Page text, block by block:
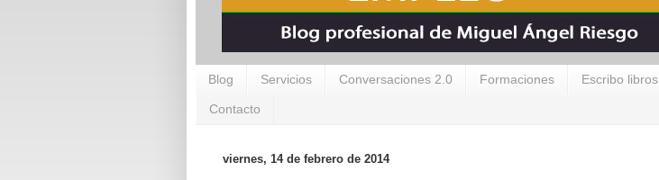
Blog Servicios Conversaciones 2.0 Formaciones Escribo libros
Contacto
viernes, 14 de febrero de 2014